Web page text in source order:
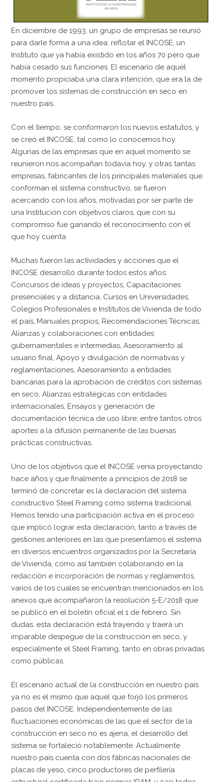
En diciembre de 1993, un grupo de empresas se reunió
para darle forma a una idea: reflotar el INCOSE, un
Instituto que ya había existido en los años 70 pero que
había cesado sus funciones. El escenario de aquel
momento propiciaba una clara intención, que era la de
promover los sistemas de construcción en seco en
nuestro país.
Con el tiempo, se conformaron los nuevos estatutos, y
se creó el INCOSE, tal como lo conocemos hoy.
Algunas de las empresas que en aquel momento se
reunieron nos acompañan todavía hoy, y otras tantas
empresas, fabricantes de los principales materiales que
conforman el sistema constructivo, se fueron
acercando con los años, motivadas por ser parte de
una Institución con objetivos claros, que con su
compromiso fue ganando el reconocimiento con el
que hoy cuenta.
Muchas fueron las actividades y acciones que el
INCOSE desarrolló durante todos estos años:
Concursos de ideas y proyectos, Capacitaciones
presenciales y a distancia, Cursos en Universidades,
Colegios Profesionales e Institutos de Vivienda de todo
el país, Manuales propios, Recomendaciones Técnicas,
Alianzas y colaboraciones con entidades
gubernamentales e intermedias, Asesoramiento al
usuario final, Apoyo y divulgación de normativas y
reglamentaciones, Asesoramiento a entidades
bancarias para la aprobación de créditos con sistemas
en seco, Alianzas estratégicas con entidades
internacionales, Ensayos y generación de
documentación técnica de uso libre; entre tantos otros
aportes a la difusión permanente de las buenas
prácticas constructivas.
Uno de los objetivos que el INCOSE venía proyectando
hace años y que finalmente a principios de 2018 se
terminó de concretar es la declaración del sistema
constructivo Steel Framing como sistema tradicional.
Hemos tenido una participación activa en el proceso
que implicó lograr esta declaración, tanto a través de
gestiones anteriores en las que presentamos el sistema
en diversos encuentros organizados por la Secretaría
de Vivienda, como así también colaborando en la
redacción e incorporación de normas y reglamentos,
varios de los cuales se encuentran mencionados en los
anexos que acompañaron la resolución 5-E/2018 que
se publicó en el boletín oficial el 1 de febrero. Sin
dudas, esta declaración está trayendo y traerá un
imparable despegue de la construcción en seco, y
especialmente el Steel Framing, tanto en obras privadas
como públicas.
El escenario actual de la construcción en nuestro país
ya no es el mismo que aquel que forjó los primeros
pasos del INCOSE. Independientemente de las
fluctuaciones económicas de las que el sector de la
construcción en seco no es ajena, el desarrollo del
sistema se fortaleció notablemente. Actualmente
nuestro país cuenta con dos fábricas nacionales de
placas de yeso, cinco productores de perfilería